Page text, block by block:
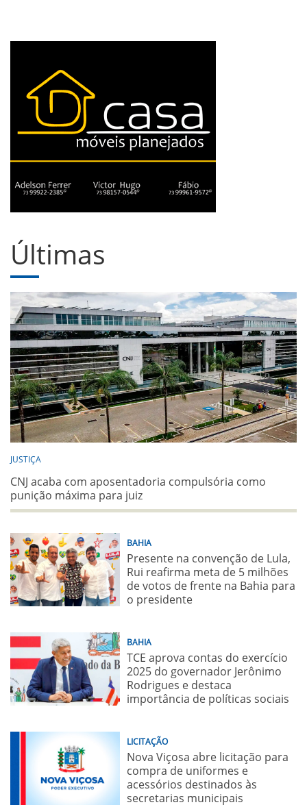
Últimas
JUSTIÇA
CNJ acaba com aposentadoria compulsória como
punição máxima para juiz
BAHIA
Presente na convenção de Lula,
Rui reafirma meta de 5 milhões
de votos de frente na Bahia para
o presidente
BAHIA
TCE aprova contas do exercício
2025 do governador Jerônimo
Rodrigues e destaca
importância de políticas sociais
LICITAÇÃO
Nova Viçosa abre licitação para
compra de uniformes e
acessórios destinados às
secretarias municipais